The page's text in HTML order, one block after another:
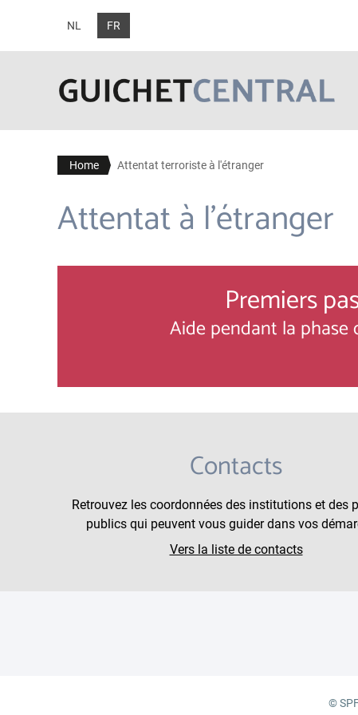
NL FR
Home Attentat terroriste à l'étranger
Attentat à l'étranger
Premiers
Aide pendant la phase
Contacts
Retrouvez les coordonnées des institutions et des
publics qui peuvent vous guider dans vos
Vers la liste de contacts
©